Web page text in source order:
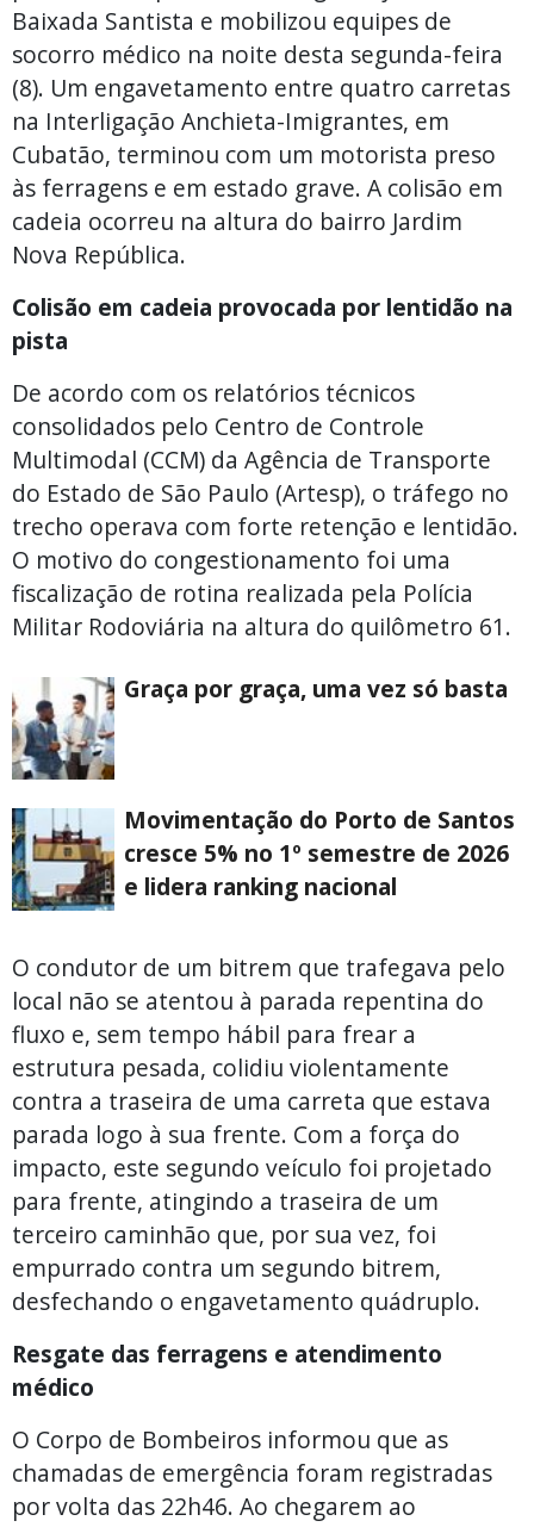
Baixada Santista e mobilizou equipes de
socorro médico na noite desta segunda-feira
(8). Um engavetamento entre quatro carretas
na Interligação Anchieta-Imigrantes, em
Cubatão, terminou com um motorista preso
às ferragens e em estado grave. A colisão em
cadeia ocorreu na altura do bairro Jardim
Nova República.
Colisão em cadeia provocada por lentidão na
pista
De acordo com os relatórios técnicos
consolidados pelo Centro de Controle
Multimodal (CCM) da Agência de Transporte
do Estado de São Paulo (Artesp), o tráfego no
trecho operava com forte retenção e lentidão.
O motivo do congestionamento foi uma
fiscalização de rotina realizada pela Polícia
Militar Rodoviária na altura do quilômetro 61.
Graça por graça, uma vez só basta
Movimentação do Porto de Santos
cresce 5% no 1º semestre de 2026
e lidera ranking nacional
O condutor de um bitrem que trafegava pelo
local não se atentou à parada repentina do
fluxo e, sem tempo hábil para frear a
estrutura pesada, colidiu violentamente
contra a traseira de uma carreta que estava
parada logo à sua frente. Com a força do
impacto, este segundo veículo foi projetado
para frente, atingindo a traseira de um
terceiro caminhão que, por sua vez, foi
empurrado contra um segundo bitrem,
desfechando o engavetamento quádruplo.
Resgate das ferragens e atendimento
médico
O Corpo de Bombeiros informou que as
chamadas de emergência foram registradas
por volta das 22h46. Ao chegarem ao